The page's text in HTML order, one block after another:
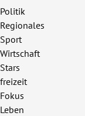
Politik
Regionales
Sport
Wirtschaft
Stars
freizeit
Fokus
Leben